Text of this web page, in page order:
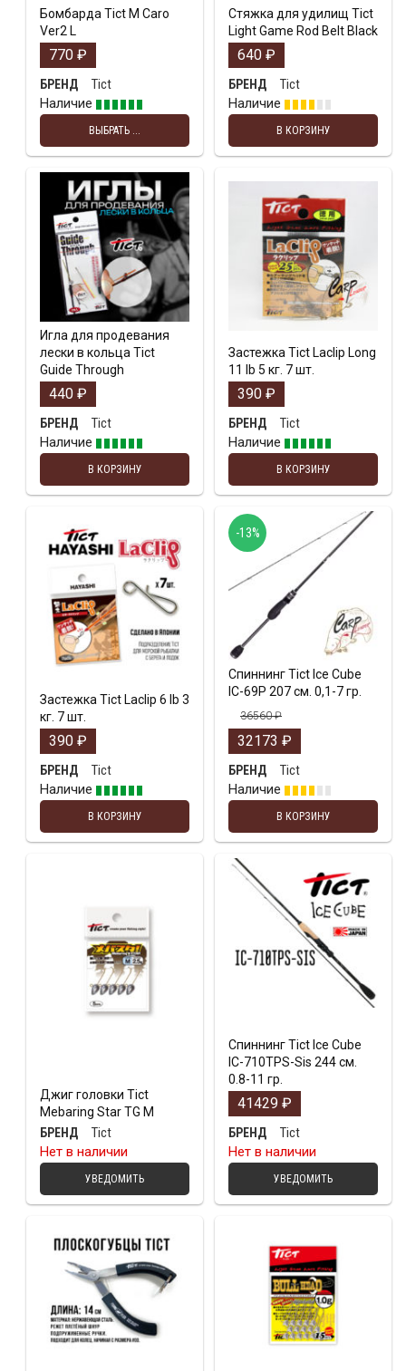
Бомбарда Tict M Caro
Ver2 L
770 ₽
БРЕНД
Tict
Наличие
ВЫБРАТЬ ...
Стяжка для удилищ Tict
Light Game Rod Belt Black
640 ₽
БРЕНД
Tict
Наличие
В КОРЗИНУ
Игла для продевания
лески в кольца Tict
Guide Through
440 ₽
БРЕНД
Tict
Наличие
В КОРЗИНУ
Застежка Tict Laclip Long
11 lb 5 кг. 7 шт.
390 ₽
БРЕНД
Tict
Наличие
В КОРЗИНУ
Застежка Tict Laclip 6 lb 3
кг. 7 шт.
390 ₽
БРЕНД
Tict
Наличие
В КОРЗИНУ
Спиннинг Tict Ice Cube
IC-69P 207 см. 0,1-7 гр.
36560₽
32173 ₽
БРЕНД
Tict
Наличие
В КОРЗИНУ
-13%
Джиг головки Tict
Mebaring Star TG M
БРЕНД
Tict
Нет в наличии
УВЕДОМИТЬ
Спиннинг Tict Ice Cube
IC-710TPS-Sis 244 см.
0.8-11 гр.
41429 ₽
БРЕНД
Tict
Нет в наличии
УВЕДОМИТЬ